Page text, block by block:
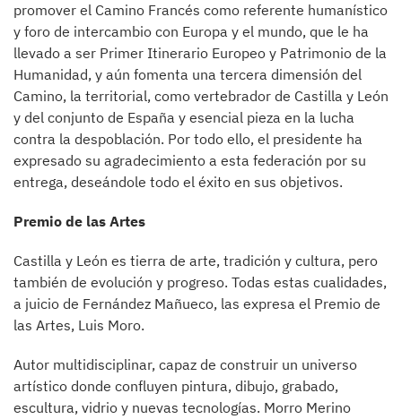
promover el Camino Francés como referente humanístico
y foro de intercambio con Europa y el mundo, que le ha
llevado a ser Primer Itinerario Europeo y Patrimonio de la
Humanidad, y aún fomenta una tercera dimensión del
Camino, la territorial, como vertebrador de Castilla y León
y del conjunto de España y esencial pieza en la lucha
contra la despoblación. Por todo ello, el presidente ha
expresado su agradecimiento a esta federación por su
entrega, deseándole todo el éxito en sus objetivos.
Premio de las Artes
Castilla y León es tierra de arte, tradición y cultura, pero
también de evolución y progreso. Todas estas cualidades,
a juicio de Fernández Mañueco, las expresa el Premio de
las Artes, Luis Moro.
Autor multidisciplinar, capaz de construir un universo
artístico donde confluyen pintura, dibujo, grabado,
escultura, vidrio y nuevas tecnologías. Morro Merino